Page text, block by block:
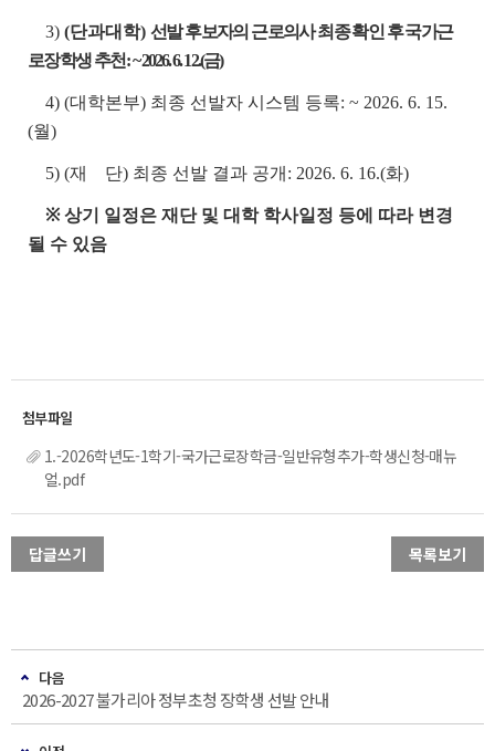
3) (단과대학) 선발 후보자의 근로의사 최종 확인 후 국가근
로장학생 추천:~ 2026. 6. 12.(금)
4) (대학본부) 최종 선발자 시스템 등록: ~ 2026. 6. 15.
(월)
5) (재 단) 최종 선발 결과 공개: 2026. 6. 16.(화)
※ 상기 일정은 재단 및 대학 학사일정 등에 따라 변경
될 수 있음
1.-2026학년도-1학기-국가근로장학금-일반유형추가-학생신청-매뉴
얼.pdf
답글쓰기 목록보기
다음
2026-2027 불가리아 정부초청 장학생 선발 안내